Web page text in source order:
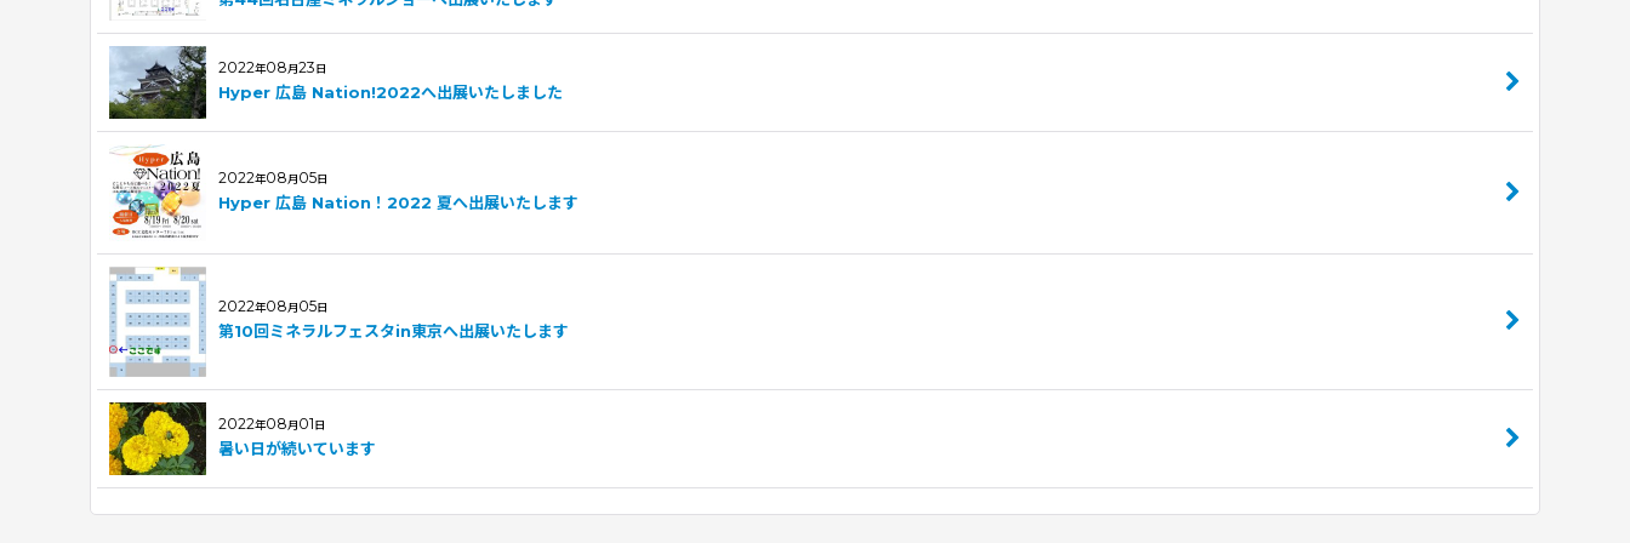
2022年08月23日
Hyper 広島 Nation!2022へ出展いたしました
2022年08月05日
Hyper 広島 Nation！2022 夏へ出展いたします
2022年08月05日
第10回ミネラルフェスタin東京へ出展いたします
2022年08月01日
暑い日が続いています